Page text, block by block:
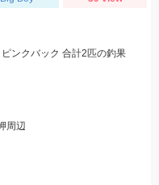
ンクバック 合計2匹の釣果
周辺